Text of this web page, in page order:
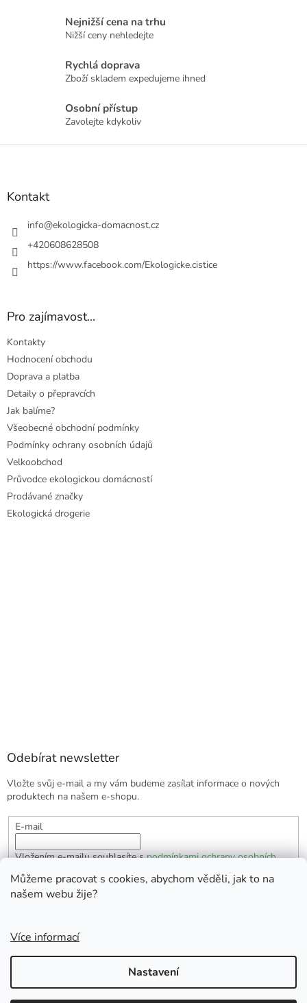
Můžeme pracovat s cookies, abychom věděli, jak to na
našem webu žije?
Více informací
Nastavení
l
á
d
í
y
u
Nejnižší cena na trhu
Nižší ceny nehledejte
Rychlá doprava
Zboží skladem expedujeme ihned
Osobní přístup
Zavolejte kdykoliv
Z
Kontakt
info@ekologicka-domacnost.cz
+420608628508
https://www.facebook.com/Ekologicke.cistice
Pro zajímavost...
Kontakty
Hodnocení obchodu
Doprava a platba
Detaily o přepravcích
Jak balíme?
Všeobecné obchodní podmínky
Podmínky ochrany osobních údajů
Velkoobchod
Průvodce ekologickou domácností
Prodávané značky
Ekologická drogerie
Odebírat newsletter
Vložte svůj e-mail a my vám budeme zasílat informace o nových
produktech na našem e-shopu.
E-mail
Vložením e-mailu souhlasíte spodmínkami ochrany osobních
PŘIHLÁSIT SE